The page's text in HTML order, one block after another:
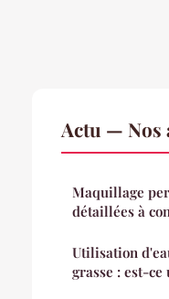
Actu — Nos
Maquillage
détaillées à
Utilisation
grasse : est-ce